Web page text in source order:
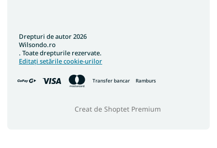
Transfer bancar Ramburs
Creat de Shoptet Premium
Drepturi de autor 2026
Wilsondo.ro
. Toate drepturile rezervate.
Editați setările cookie-urilor